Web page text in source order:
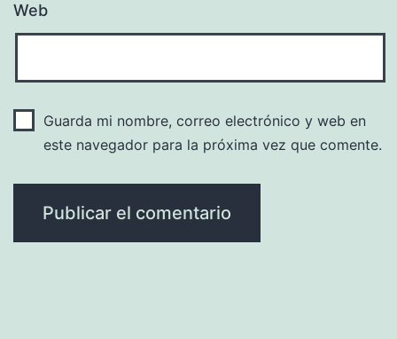
Web
Guarda mi nombre, correo electrónico y web en
este navegador para la próxima vez que comente.